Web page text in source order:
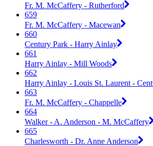
Fr. M. McCaffery - Rutherford
659
Fr. M. McCaffery - Macewan
660
Century Park - Harry Ainlay
661
Harry Ainlay - Mill Woods
662
Harry Ainlay - Louis St. Laurent -
663
Fr. M. McCaffery - Chappelle
664
Walker - A. Anderson - M. McCaffery
665
Charlesworth - Dr. Anne Anderson